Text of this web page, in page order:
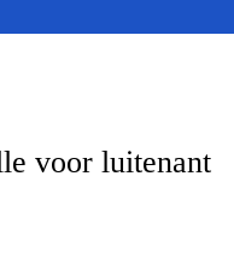
voor luitenant